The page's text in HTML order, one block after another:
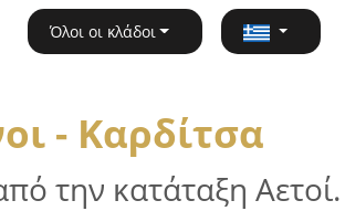
Όλοι οι κλάδοι
- Καρδίτσα
την κατάταξη Αετοί.